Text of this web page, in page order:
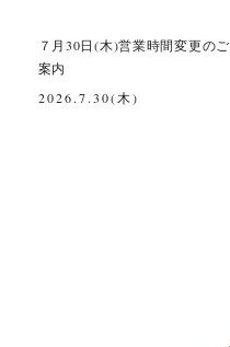
７月30日(木)営業時間変更のご
案内
2026.7.30(木)